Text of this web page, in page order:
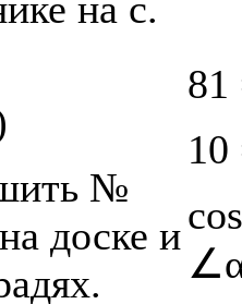
№
доске и
81
10